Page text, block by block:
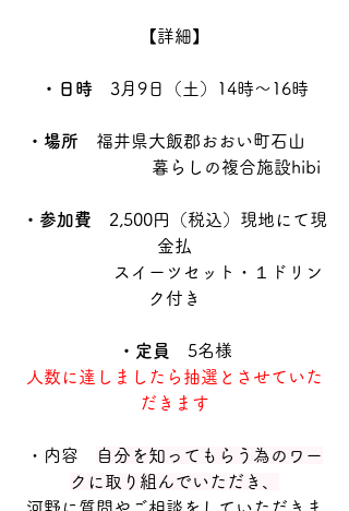
【詳細】
・日時 3月9日（土）14時〜16時
・場所 福井県大飯郡おおい町石山
暮らしの複合施設hibi
・参加費 2,500円（税込）現地にて現
金払
スイーツセット・１ドリン
ク付き
・定員 5名様
人数に達しましたら抽選とさせていた
だきます
・内容
自分を知ってもらう為のワー
クに取り組んでいただき、